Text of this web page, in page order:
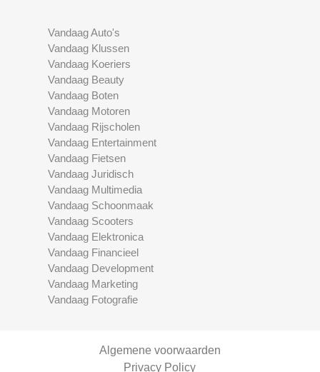
Vandaag Auto's
Vandaag Klussen
Vandaag Koeriers
Vandaag Beauty
Vandaag Boten
Vandaag Motoren
Vandaag Rijscholen
Vandaag Entertainment
Vandaag Fietsen
Vandaag Juridisch
Vandaag Multimedia
Vandaag Schoonmaak
Vandaag Scooters
Vandaag Elektronica
Vandaag Financieel
Vandaag Development
Vandaag Marketing
Vandaag Fotografie
Algemene voorwaarden
Privacy Policy